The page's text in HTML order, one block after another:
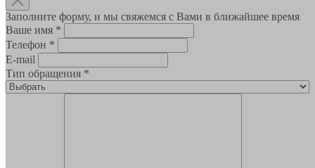
Заполните форму, и мы свяжемся с Вами в ближайшее время
Ваше имя *
Телефон *
E-mail
Тип обращения *